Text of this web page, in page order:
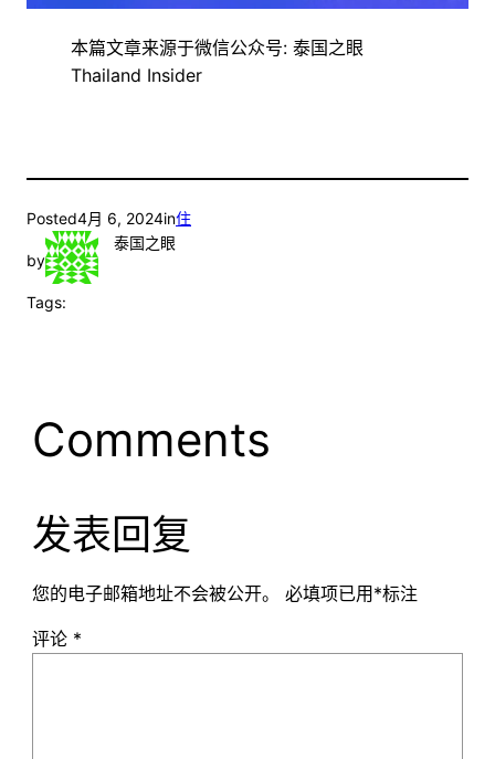
本篇文章来源于微信公众号: 泰国之眼
Thailand Insider
Posted4月 6, 2024in住
by
泰国之眼
Tags:
Comments
发表回复
您的电子邮箱地址不会被公开。 必填项已用*标注
评论 *